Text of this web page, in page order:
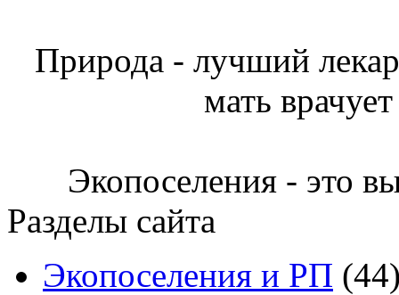
Природа - лучший
мать
Экопоселения - это
Разделы сайта
Экопоселения и РП